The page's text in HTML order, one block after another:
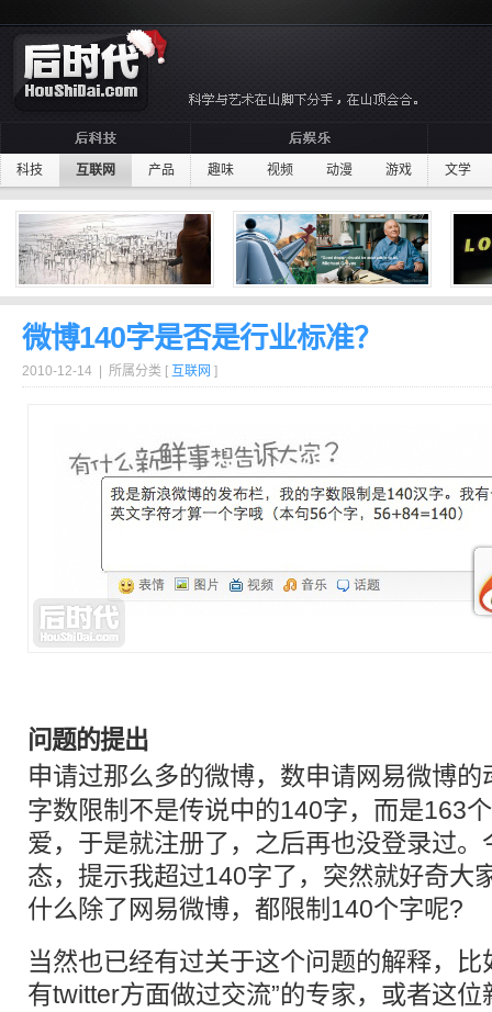
科技 互联网 产品 趣味 视频 动漫 游戏 文学
微博140字是否是行业标准？
2010-12-14 | 所属分类 [ 互联网 ]
问题的提出
申请过那么多的微博，数申请网易微博的
字数限制不是传说中的140字，而是163
爱，于是就注册了，之后再也没登录过
态，提示我超过140字了，突然就好奇大
什么除了网易微博，都限制140个字呢?
当然也已经有过关于这个问题的解释，
有twitter方面做过交流”的专家，或者这位